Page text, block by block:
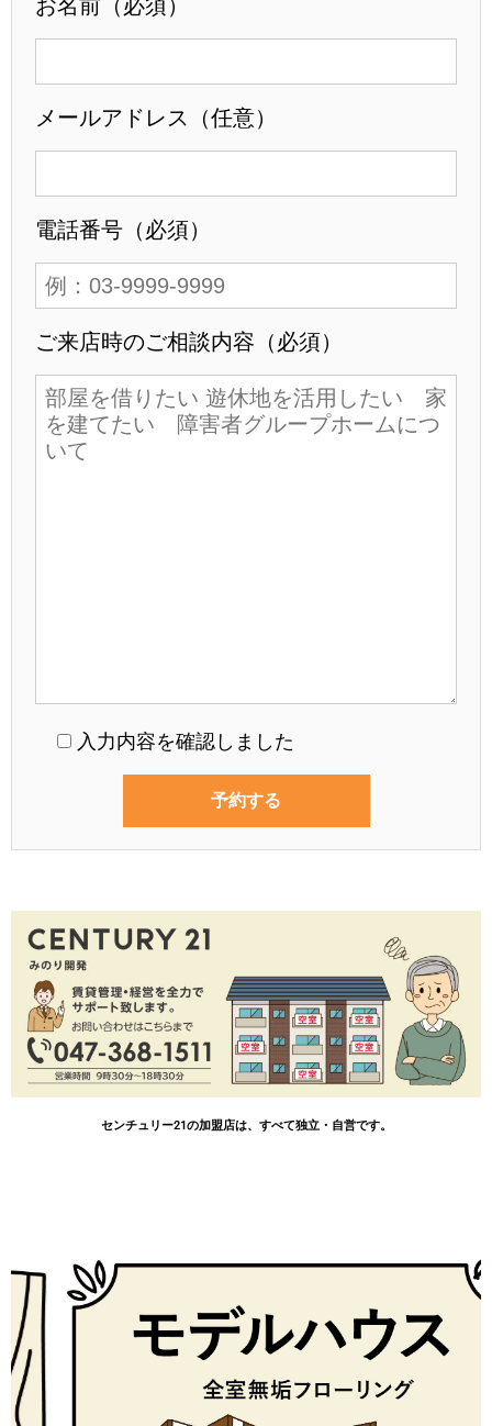
メールアドレス（任意）
電話番号（必須）
ご来店時のご相談内容（必須）
入力内容を確認しました
センチュリー21の加盟店は、すべて独立・自営です。